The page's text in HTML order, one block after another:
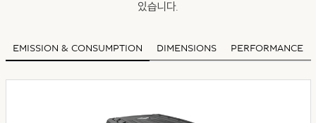
있습니다.
EMISSION & CONSUMPTION DIMENSIONS PERFORMANCE